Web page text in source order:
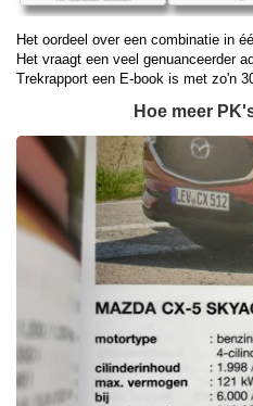
Het oordeel over een combinatie in
Het vraagt een veel genuanceerder
Trekrapport een E-book is met zo'n
Hoe meer